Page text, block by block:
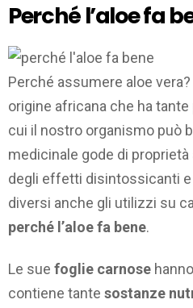
Perché l’aloe fa
Perché assumere aloe vera?
origine africana che ha
cui il nostro organismo può
medicinale gode di
degli effetti disintossicanti
diversi anche gli utilizzi su
perché l’aloe fa bene.
Le sue foglie carnose
contiene tante sostanze